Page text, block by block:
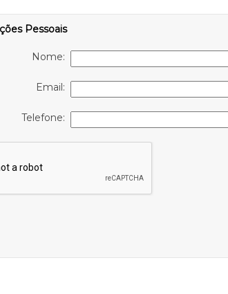
Pessoais
Nome:
Email:
Telefone: